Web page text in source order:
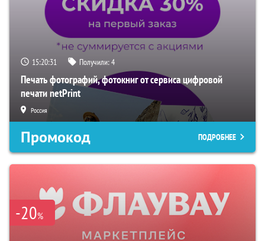
15:20:31 Получили:4
Печать фотографий, фотокниг от сервиса цифровой
печати netPrint
Россия
Промокод ПОДРОБНЕЕ
-20%